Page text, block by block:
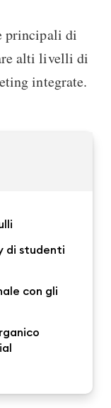
principali di
alti livelli di
integrate.
di studenti
con gli